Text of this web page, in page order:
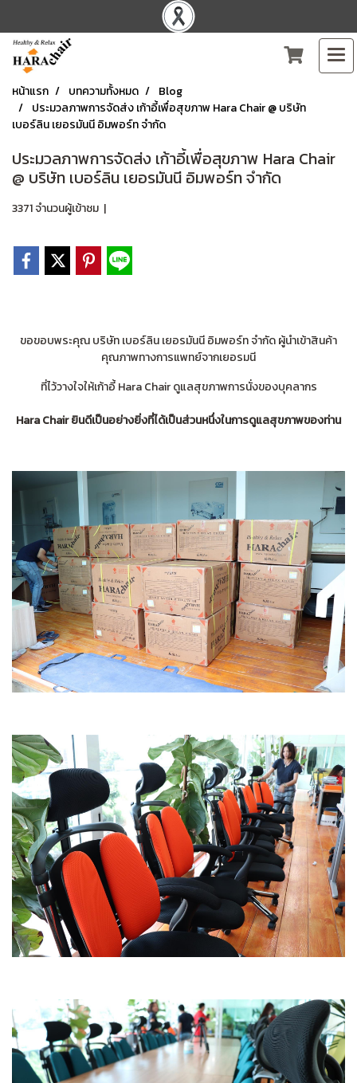
หน้าแรก บทความทั้งหมด
Blog
ประมวลภาพการจัดส่ง เก้าอี้เพื่อสุขภาพ Hara Chair @ บริษัท
เบอร์ลิน เยอรมันนี อิมพอร์ท จำกัด
ประมวลภาพการจัดส่ง เก้าอี้เพื่อสุขภาพ Hara Chair
@ บริษัท เบอร์ลิน เยอรมันนี อิมพอร์ท จำกัด
3371 จำนวนผู้เข้าชม |
ขอขอบพระคุณ บริษัท เบอร์ลิน เยอรมันนี อิมพอร์ท จำกัด ผู้นำเข้าสินค้า
คุณภาพทางการแพทย์จากเยอรมนี
ที่ไว้วางใจให้เก้าอี้ Hara Chair ดูแลสุขภาพการนั่งของบุคลากร
Hara Chair ยินดีเป็นอย่างยิ่งที่ได้เป็นส่วนหนึ่งในการดูแลสุขภาพของท่าน